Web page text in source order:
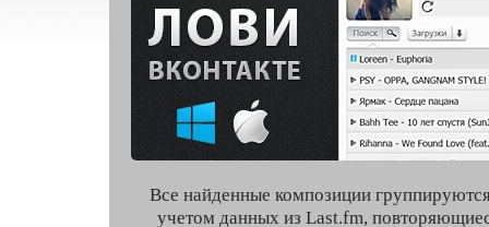
Все найденные композиции
учетом данных из Last.fm,